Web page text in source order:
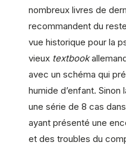
nombreux livres de
recommandent du
vue historique pour la
vieux textbook
avec un schéma qui
humide d’enfant.
une série de 8 cas
ayant présenté une
et des troubles du